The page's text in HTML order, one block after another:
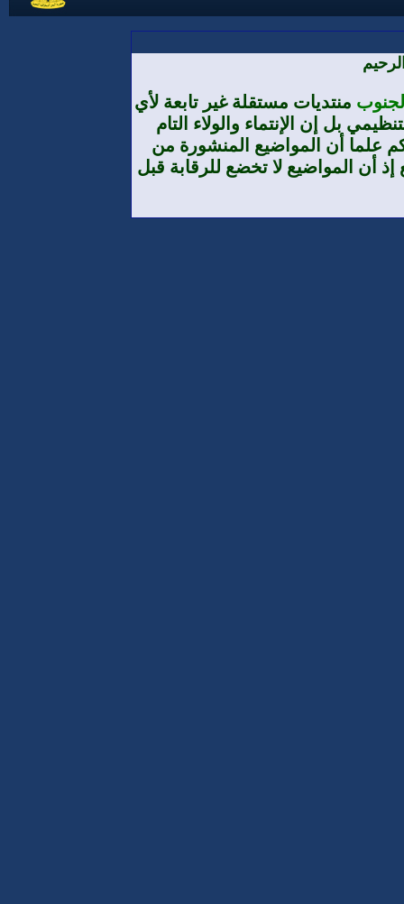
منتديات مستقلة غير تابعة لأي
بل إن الإنتماء والولاء التام
علما أن المواضيع المنشورة من
أن المواضيع لا تخضع للرقابة قبل